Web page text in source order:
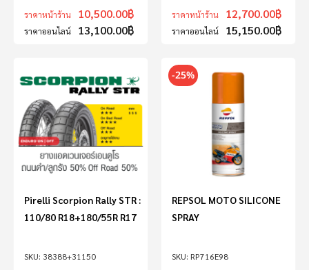
ราคาหน้าร้าน 10,500.00฿
ราคาออนไลน์ 13,100.00฿
ราคาหน้าร้าน 12,700.00฿
ราคาออนไลน์ 15,150.00฿
38388+31150
Pirelli Scorpion Rally STR :
110/80 R18+180/55R R17
-25%
RP716E98
REPSOL MOTO SILICONE
SPRAY